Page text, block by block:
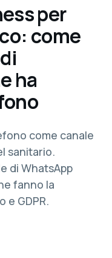
per
come
ha
come canale
sanitario.
di WhatsApp
fanno la
e GDPR.